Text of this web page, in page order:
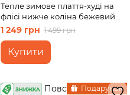
Тепле зимове плаття-худі на
флісі нижче коліна бежевий
Merlini Рошель 700001006,
розмір 42-44 (S-M)
1 249 грн 1 499 грн
Купити
Подарунок